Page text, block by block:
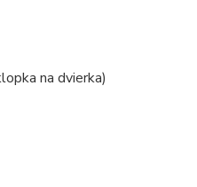
na dvierka)